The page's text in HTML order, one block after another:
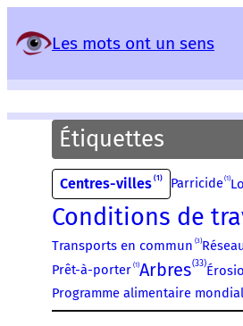
Les mots ont un sens
Étiquettes
Centres-villes 1 Parricide 1
Conditions de
Transports en commun 3
Prêt-à-porter 1 Arbres 33
Programme alimentaire mondial
Panneau de gestion des services